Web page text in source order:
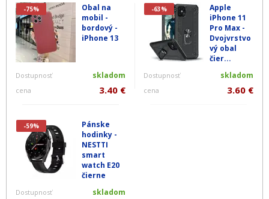
-75%
Obal na
mobil -
bordový -
iPhone 13
Dostupnosť skladom
cena 3.40 €
-63%
Apple
iPhone 11
Pro Max -
Dvojvrstvo
vý obal
čier...
Dostupnosť skladom
cena 3.60 €
-59%
Pánske
hodinky -
NESTTI
smart
watch E20
čierne
Dostupnosť skladom